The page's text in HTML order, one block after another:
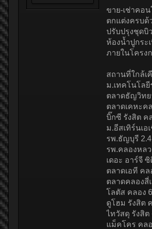
ขาย-เช่าคอ
ตกแต่งครบด้
ปรับปรุงชุดบิ
ห้องน้ำปูกระ
ภายในโครง
สถานที่ใกล้เ
ม.เทคโนโล
ตลาดธัญวิทย
ตลาดเคหะค
บิ๊กซี รังสิต ค
ม.อีสเทิร์นเอ
รพ.ธัญบุรี
รพ.คลองหลว
เดอะ อาร์จี
ตลาดเอที คล
ตลาดคลองสี่
โลตัส คลอง
ดูโฮม รังสิต
ไทวัสดุ รังสิต
แม็คโคร คล